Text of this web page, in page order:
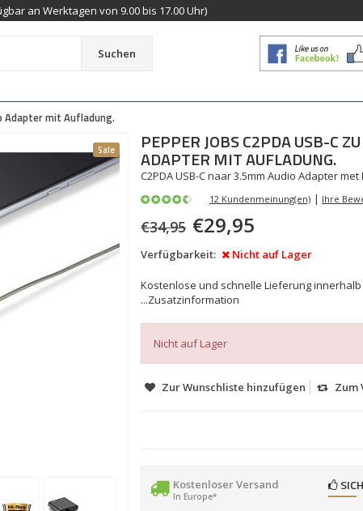
an Werktagen von 9.00 bis 17.00 Uhr)
Suchen
Adapter mit Aufladung.
Sale PEPPER JOBSC2PDA USB-C
ADAPTER MIT AUFLADUNG.
C2PDA USB-C naar 3.5mm Audio Adapter met
12 Kundenmeinung(en) | Ihre
€34,95 €29,95
Verfügbarkeit: Nicht auf Lager
Kostenlose und schnelle Lieferung
...Zusatzinformation
Nicht auf Lager
Zur Wunschliste hinzufügen Zum
Kostenloser Versand
In Europe*